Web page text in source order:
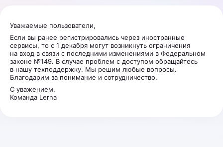
Уважаемые пользователи,
Если вы ранее регистрировались через иностранные
сервисы, то с 1 декабря могут возникнуть ограничения
на вход в связи с последними изменениями в Федеральном
законе №149. В случае проблем с доступом обращайтесь
в нашу техподдержку. Мы решим любые вопросы.
Благодарим за понимание и сотрудничество.
С уважением,
Команда Lerna